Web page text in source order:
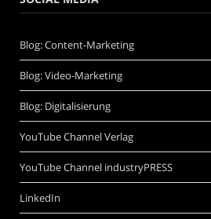
Blog: Content-Marketing
Blog: Video-Marketing
Blog: Digitalisierung
YouTube Channel Verlag
YouTube Channel industryPRESS
LinkedIn